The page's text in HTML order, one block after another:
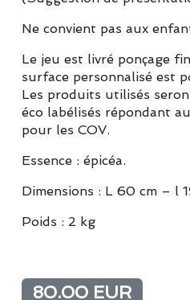
Ne convient pas aux
Le jeu est livré ponçage
surface personnalisé est
Les produits utilisés
éco labélisés répondant
pour les COV.
Essence : épicéa.
Dimensions : L 60 cm – l
Poids : 2 kg
80.00 EUR